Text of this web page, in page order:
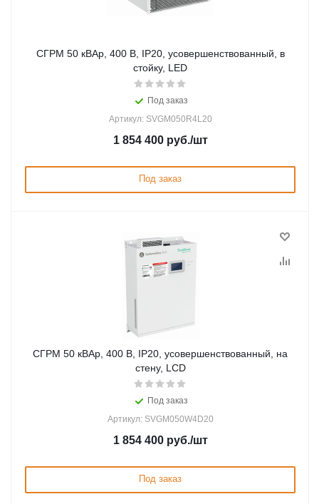
СГРМ 50 кВАр, 400 В, IP20, усовершенствованный, в
стойку, LED
Под заказ
Артикул: SVGM050R4L20
1 854 400руб./шт
Под заказ
СГРМ 50 кВАр, 400 В, IP20, усовершенствованный, на
стену, LCD
Под заказ
Артикул: SVGM050W4D20
1 854 400руб./шт
Под заказ